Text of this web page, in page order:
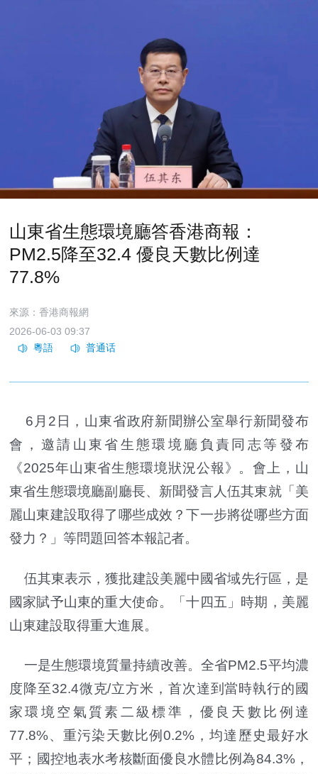
山東省生態環境廳答香港商報：
PM2.5降至32.4 優良天數比例達
77.8%
來源：香港商報網
2026-06-03 09:37
6月2日，山東省政府新聞辦公室舉行新聞發布
會，邀請山東省生態環境廳負責同志等發布
《2025年山東省生態環境狀況公報》。會上，山
東省生態環境廳副廳長、新聞發言人伍其東就「美
麗山東建設取得了哪些成效？下一步將從哪些方面
發力？」等問題回答本報記者。
伍其東表示，獲批建設美麗中國省域先行區，是
國家賦予山東的重大使命。「十四五」時期，美麗
山東建設取得重大進展。
一是生態環境質量持續改善。全省PM2.5平均濃
度降至32.4微克/立方米，首次達到當時執行的國
家環境空氣質素二級標準，優良天數比例達
77.8%、重污染天數比例0.2%，均達歷史最好水
平；國控地表水考核斷面優良水體比例為84.3%，